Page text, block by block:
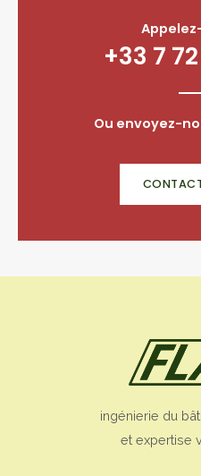
+33 7
Ou envoyez-
ingénierie du
et expertise